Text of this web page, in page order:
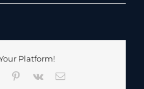
Platform!
Tumblr Pinterest
Vk
E-